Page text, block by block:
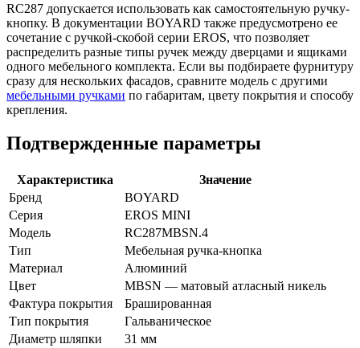
RC287 допускается использовать как самостоятельную ручку-
кнопку. В документации BOYARD также предусмотрено ее
сочетание с ручкой-скобой серии EROS, что позволяет
распределить разные типы ручек между дверцами и ящиками
одного мебельного комплекта. Если вы подбираете фурнитуру
сразу для нескольких фасадов, сравните модель с другими
мебельными ручками по габаритам, цвету покрытия и способу
крепления.
Подтвержденные параметры
Характеристика
Значение
Бренд
BOYARD
Серия
EROS MINI
Модель
RC287MBSN.4
Тип
Мебельная ручка-кнопка
Материал
Алюминий
Цвет
MBSN — матовый атласный никель
Фактура покрытия
Брашированная
Тип покрытия
Гальваническое
Диаметр шляпки
31 мм